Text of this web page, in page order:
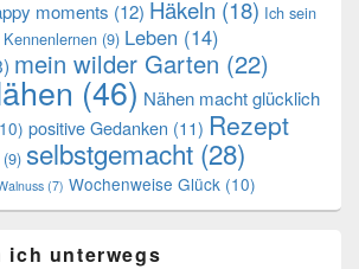
moments (12) Häkeln (18) Ich sein
Kennenlernen (9) Leben (14)
mein wilder Garten (22)
(46) Nähen macht glücklich
positive Gedanken (11) Rezept
(9) selbstgemacht (28)
(7) Wochenweise Glück (10)
ich unterwegs